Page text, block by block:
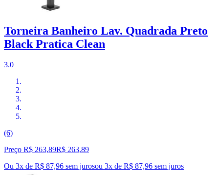
Torneira Banheiro Lav. Quadrada Preto
Black Pratica Clean
3.0
(6)
Preço R$ 263,89R$ 263,89
Ou 3x de R$ 87,96 sem jurosou 3x de R$ 87,96 sem juros